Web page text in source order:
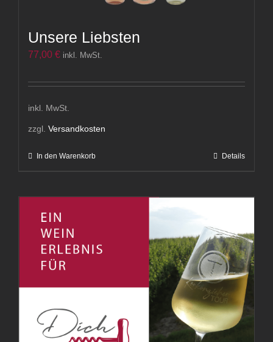
Unsere Liebsten
77,00 € inkl. MwSt.
inkl. MwSt.
zzgl. Versandkosten
In den Warenkorb Details